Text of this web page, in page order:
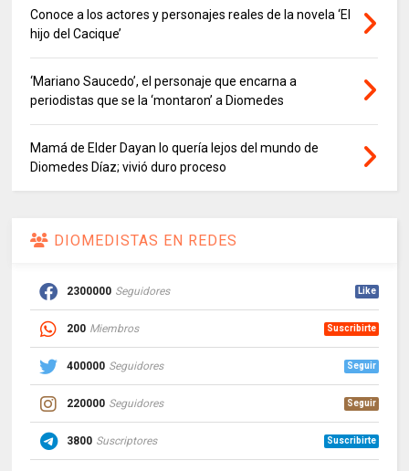
Conoce a los actores y personajes reales de la novela ‘El
hijo del Cacique’
‘Mariano Saucedo’, el personaje que encarna a
periodistas que se la ‘montaron’ a Diomedes
Mamá de Elder Dayan lo quería lejos del mundo de
Diomedes Díaz; vivió duro proceso
DIOMEDISTAS EN REDES
2300000 Seguidores Like
200 Miembros Suscribirte
400000 Seguidores Seguir
220000 Seguidores Seguir
3800 Suscriptores Suscribirte